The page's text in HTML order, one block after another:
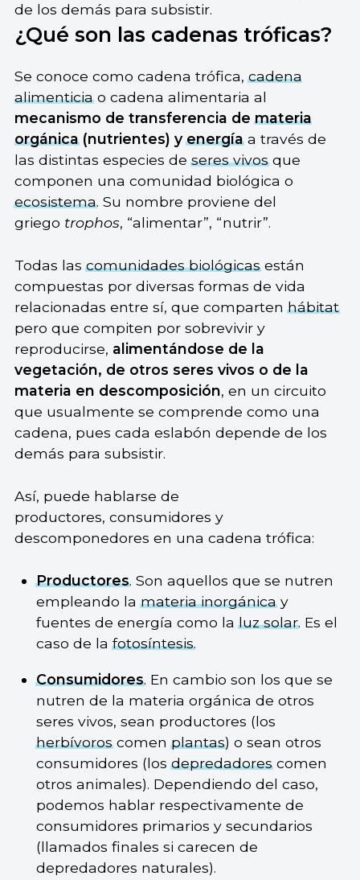
de los demás para subsistir.
¿Qué son las cadenas tróficas?
Se conoce como cadena trófica,cadena
alimenticiao cadena alimentaria al
mecanismo de transferencia demateria
orgánica(nutrientes) yenergíaa través de
las distintas especies deseres vivosque
componen una comunidad biológica o
ecosistema. Su nombre proviene del
griego trophos, “alimentar”, “nutrir”.
Todas lascomunidades biológicasestán
compuestas por diversas formas de vida
relacionadas entre sí, que compartenhábitat
pero que compiten por sobrevivir y
reproducirse, alimentándose de la
vegetación, de otros seres vivos o de la
materia en descomposición, en un circuito
que usualmente se comprende como una
cadena, pues cada eslabón depende de los
demás para subsistir.
Así, puede hablarse de
productores, consumidores y
descomponedores en una cadena trófica:
Productores. Son aquellos que se nutren
empleando lamateria inorgánicay
fuentes de energía como laluz solar. Es el
caso de lafotosíntesis.
Consumidores. En cambio son los que se
nutren de la materia orgánica de otros
seres vivos, sean productores (los
herbívoroscomenplantas) o sean otros
consumidores (losdepredadorescomen
otros animales). Dependiendo del caso,
podemos hablar respectivamente de
consumidores primarios y secundarios
(llamados finales si carecen de
depredadores naturales).